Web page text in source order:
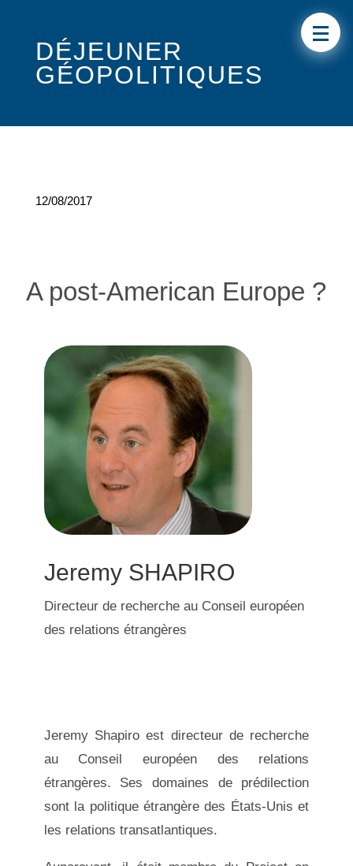
DÉJEUNER
GÉOPOLITIQUES
12/08/2017
A post-American Europe ?
Jeremy SHAPIRO
Directeur de recherche au Conseil européen
des relations étrangères
Jeremy Shapiro est directeur de recherche
au Conseil européen des relations
étrangères. Ses domaines de prédilection
sont la politique étrangère des États-Unis et
les relations transatlantiques.